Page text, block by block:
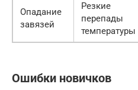
Опадание
завязей
Резкие
перепады
температуры
Ошибки новичков